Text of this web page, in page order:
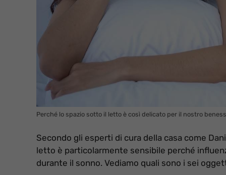
Perché lo spazio sotto il letto è così delicato per il nostro
Secondo gli esperti di cura della casa come
letto è particolarmente sensibile perché
durante il sonno. Vediamo quali sono i sei